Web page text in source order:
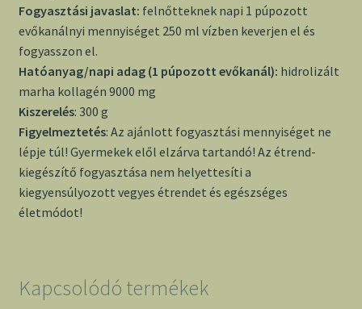
Fogyasztási javaslat: felnőtteknek napi 1 púpozott
evőkanálnyi mennyiséget 250 ml vízben keverjen el és
fogyasszon el.
Hatóanyag/napi adag (1 púpozott evőkanál): hidrolizált
marha kollagén 9000 mg
Kiszerelés: 300 g
Figyelmeztetés: Az ajánlott fogyasztási mennyiséget ne
lépje túl! Gyermekek elől elzárva tartandó! Az étrend-
kiegészítő fogyasztása nem helyettesíti a
kiegyensúlyozott vegyes étrendet és egészséges
életmódot!
Kapcsolódó termékek